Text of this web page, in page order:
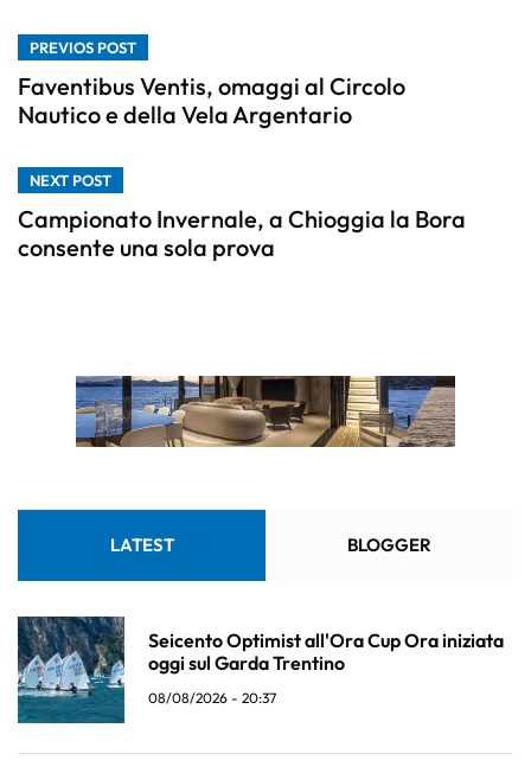
PREVIOS POST
Faventibus Ventis, omaggi al Circolo
Nautico e della Vela Argentario
NEXT POST
Campionato Invernale, a Chioggia la Bora
consente una sola prova
LATEST BLOGGER
Seicento Optimist all'Ora Cup Ora iniziata
oggi sul Garda Trentino
08/08/2026 - 20:37